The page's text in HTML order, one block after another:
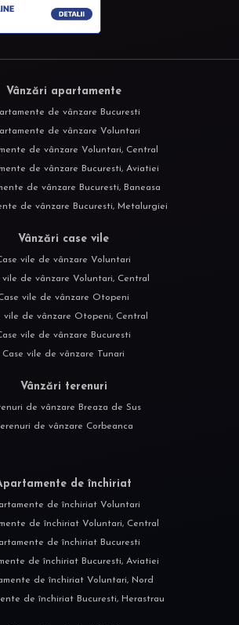
Vânzări apartamente
de vânzare Bucuresti
de vânzare Voluntari
de vânzare Voluntari, Central
de vânzare Bucuresti, Aviatiei
de vânzare Bucuresti, Baneasa
de vânzare Bucuresti, Metalurgiei
Vânzări case vile
vile de vânzare Voluntari
vile de vânzare Voluntari, Central
vile de vânzare Otopeni
vile de vânzare Otopeni, Central
vile de vânzare Bucuresti
Case vile de vânzare Tunari
Vânzări terenuri
de vânzare Breaza de Sus
de vânzare Corbeanca
de închiriat
de închiriat Voluntari
de închiriat Voluntari, Central
de închiriat Bucuresti
de închiriat Bucuresti, Aviatiei
de închiriat Voluntari, Nord
de închiriat Bucuresti, Herastrau